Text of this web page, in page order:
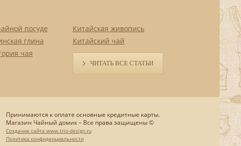
посуде
глина
чая
Китайская живопись
Китайский чай
ЧИТАТЬ ВСЕ СТАТЬИ
Принимаются к оплате основные кредитные карты.
Магазин Чайный домик – Все права защищены ©
Создание сайта www.trio-design.ru
Политика конфиденциальности